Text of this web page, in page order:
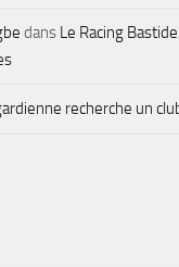
dans Le Racing
recherche un